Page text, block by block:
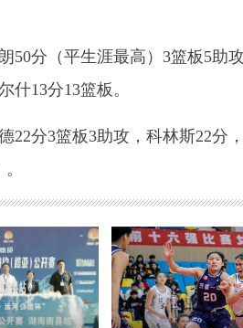
分（平生涯最高）3篮板5助
什13分13篮板。
分3篮板3助攻，科林斯22分